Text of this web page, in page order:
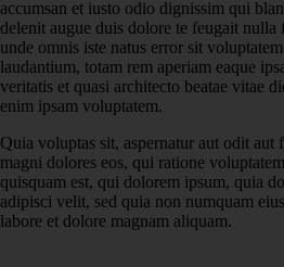
accumsan et iusto odio dignissim qui
delenit augue duis dolore te feugait nulla
unde omnis iste natus error sit
laudantium, totam rem aperiam eaque
veritatis et quasi architecto beatae vitae
enim ipsam voluptatem.
Quia voluptas sit, aspernatur aut odit aut
magni dolores eos, qui ratione
quisquam est, qui dolorem ipsum, quia
adipisci velit, sed quia non numquam
labore et dolore magnam aliquam.